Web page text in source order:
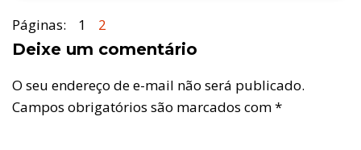
Páginas: 1 2
Deixe um comentário
O seu endereço de e-mail não será publicado.
Campos obrigatórios são marcados com*